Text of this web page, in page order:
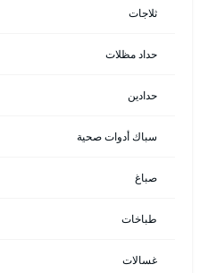
ثلاجات
حداد مظلات
حدادين
سباك أدوات صحية
صباغ
طباخات
غسالات